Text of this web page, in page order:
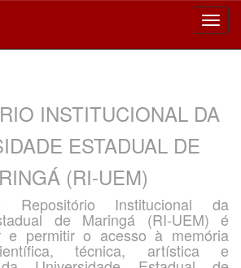
INSTITUCIONAL DA
ESTADUAL DE
(RI-UEM)
Institucional da
de Maringá (RI-UEM) é
e permitir o acesso à memória
técnica, artística e